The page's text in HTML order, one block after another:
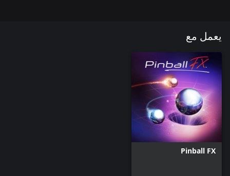
يعمل مع
Pinball FX